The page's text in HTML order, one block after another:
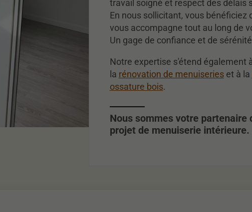
travail soigné et respect des délais
En nous sollicitant, vous bénéficiez
vous accompagne tout au long de
Un gage de confiance et de
Notre expertise s'étend également
la rénovation de menuiserieset à la
ossature bois.
Nous sommes votre partenaire
projet de menuiserie intérieure.